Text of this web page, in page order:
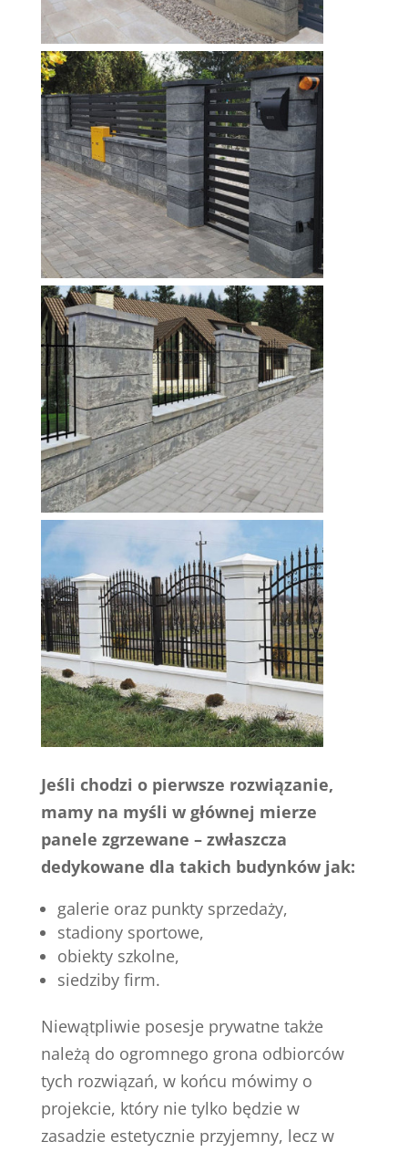
Jeśli chodzi o pierwsze rozwiązanie,
mamy na myśli w głównej mierze
panele zgrzewane – zwłaszcza
dedykowane dla takich budynków jak:
galerie oraz punkty sprzedaży,
stadiony sportowe,
obiekty szkolne,
siedziby firm.
Niewątpliwie posesje prywatne także
należą do ogromnego grona odbiorców
tych rozwiązań, w końcu mówimy o
projekcie, który nie tylko będzie w
zasadzie estetycznie przyjemny, lecz w